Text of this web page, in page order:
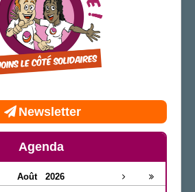
Newsletter
Agenda
Août 2026